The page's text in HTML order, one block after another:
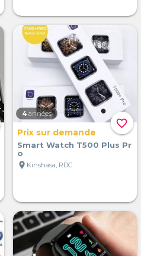
favorite_border
4 années
Prix sur demande
Smart Watch T500 Plus Pr
o
location_on Kinshasa, RDC